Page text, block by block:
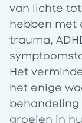
van lichte
hebben met
trauma,
Het
het enige
groeien in